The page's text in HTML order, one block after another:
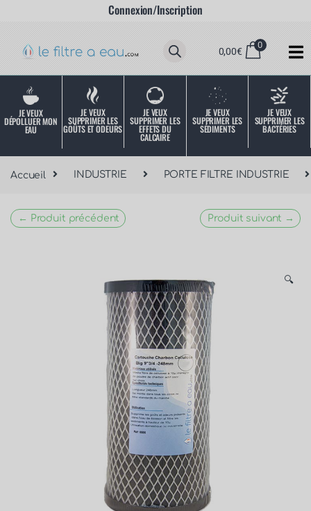
Connexion/Inscription
0,00€
0
JE VEUX
DÉPOLLUER MON
EAU
JE VEUX
SUPPRIMER LES
GOÛTS ET ODEURS
JE VEUX
SUPPRIMER LES
EFFETS DU
CALCAIRE
JE VEUX
SUPPRIMER LES
SÉDIMENTS
JE VEUX
SUPPRIMER LES
BACTÉRIES
Accueil INDUSTRIE PORTE FILTRE INDUSTRIE
← Produit précédent Produit suivant →
🔍